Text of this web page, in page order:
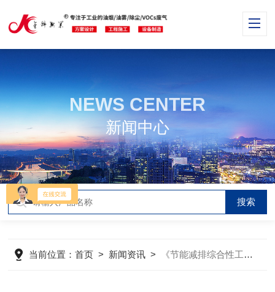
NEWS CENTER
新闻中心
当前位置：首页 > 新闻资讯 > 《节能减排综合性工作方案》